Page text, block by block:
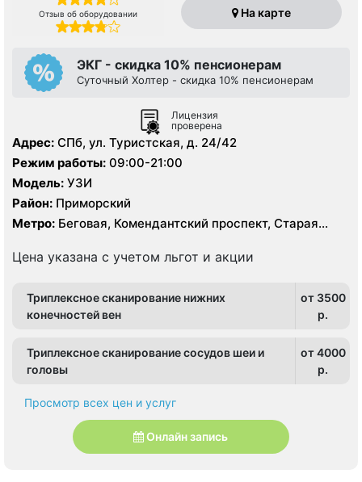
Отзыв об оборудовании На карте
ЭКГ - скидка 10% пенсионерам
Суточный Холтер - скидка 10% пенсионерам
Лицензия
проверена
Адрес: СПб, ул. Туристcкая, д. 24/42
Режим работы: 09:00-21:00
Модель: УЗИ
Район: Приморский
Метро: Беговая, Комендантский проспект, Старая
Цена указана с учетом льгот и акции
Триплексное сканирование нижних
конечностей вен
от 3500
p.
Триплексное сканирование сосудов шеи и
головы
от 4000
p.
Просмотр всех цен и услуг
Онлайн запись